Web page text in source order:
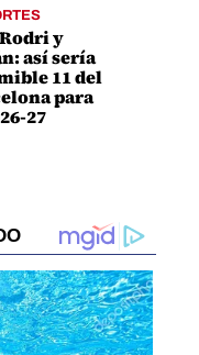
y
así sería
11 del
para
27